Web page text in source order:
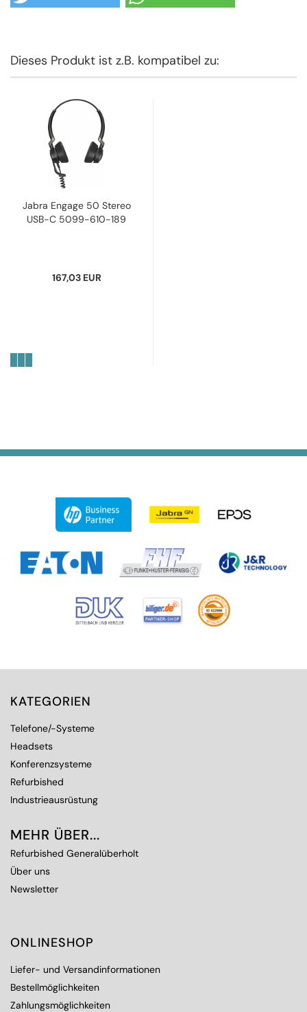
Dieses Produkt ist z.B. kompatibel zu:
Jabra Engage 50 Stereo
USB-C 5099-610-189
167,03 EUR
KATEGORIEN
Telefone/-Systeme
Headsets
Konferenzsysteme
Refurbished
Industrieausrüstung
MEHR ÜBER...
Refurbished Generalüberholt
Über uns
Newsletter
ONLINESHOP
Liefer- und Versandinformationen
Bestellmöglichkeiten
Zahlungsmöglichkeiten